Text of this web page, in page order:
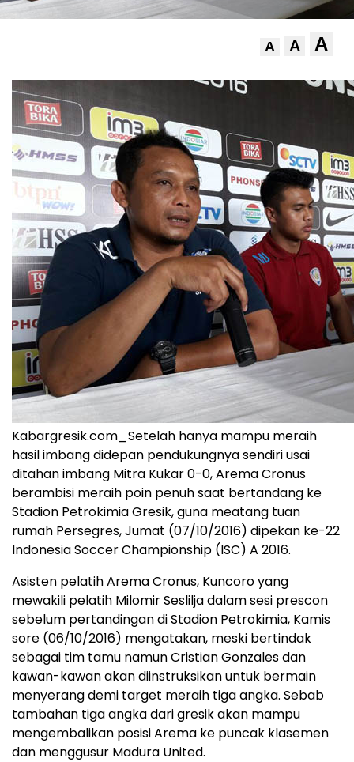
A A A
Kabargresik.com_Setelah hanya mampu meraih
hasil imbang didepan pendukungnya sendiri usai
ditahan imbang Mitra Kukar 0-0, Arema Cronus
berambisi meraih poin penuh saat bertandang ke
Stadion Petrokimia Gresik, guna meatang tuan
rumah Persegres, Jumat (07/10/2016) dipekan ke-22
Indonesia Soccer Championship (ISC) A 2016.
Asisten pelatih Arema Cronus, Kuncoro yang
mewakili pelatih Milomir Seslilja dalam sesi prescon
sebelum pertandingan di Stadion Petrokimia, Kamis
sore (06/10/2016) mengatakan, meski bertindak
sebagai tim tamu namun Cristian Gonzales dan
kawan-kawan akan diinstruksikan untuk bermain
menyerang demi target meraih tiga angka. Sebab
tambahan tiga angka dari gresik akan mampu
mengembalikan posisi Arema ke puncak klasemen
dan menggusur Madura United.